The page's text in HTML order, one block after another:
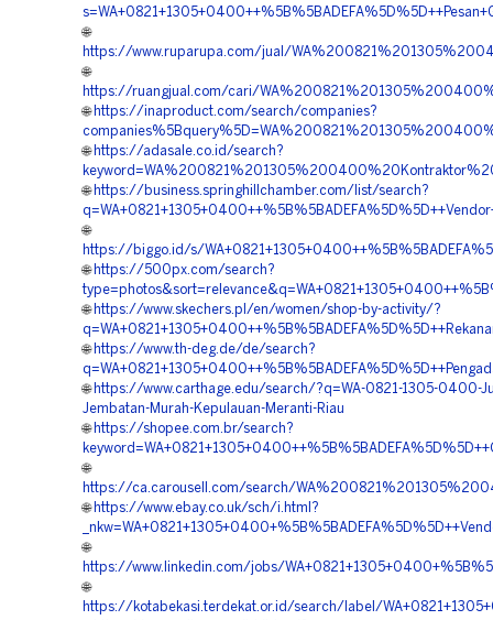
🌐
https://www.ruparupa.com/jual/
🌐
https://ruangjual.com/cari/
🌐 https://inaproduct.com/search/companies?
🌐 https://adasale.co.id/search?
🌐 https://business.springhillchamber.com/list/search?
🌐
https://biggo.id/s/
🌐 https://500px.com/search?
🌐 https://www.skechers.pl/en/women/shop-by-activity/?
🌐 https://www.th-deg.de/de/search?
🌐 https://www.carthage.edu/search/?q=WA-0821-1305-0400-
Jembatan-Murah-Kepulauan-Meranti-Riau
🌐 https://shopee.com.br/search?
🌐
https://ca.carousell.com/search/
🌐 https://www.ebay.co.uk/sch/i.html?
🌐
https://www.linkedin.com/jobs/
🌐
https://kotabekasi.terdekat.or.id/search/label/